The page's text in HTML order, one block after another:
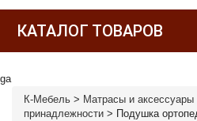
КАТАЛОГ ТОВАРОВ
ga
К-Мебель > Матрасы и аксессуары
принадлежности > Подушка